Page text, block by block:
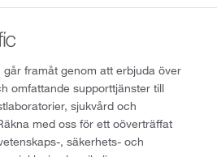
framåt genom att erbjuda över
omfattande supporttjänster till
sjukvård och
med oss för ett oöverträffat
, säkerhets- och